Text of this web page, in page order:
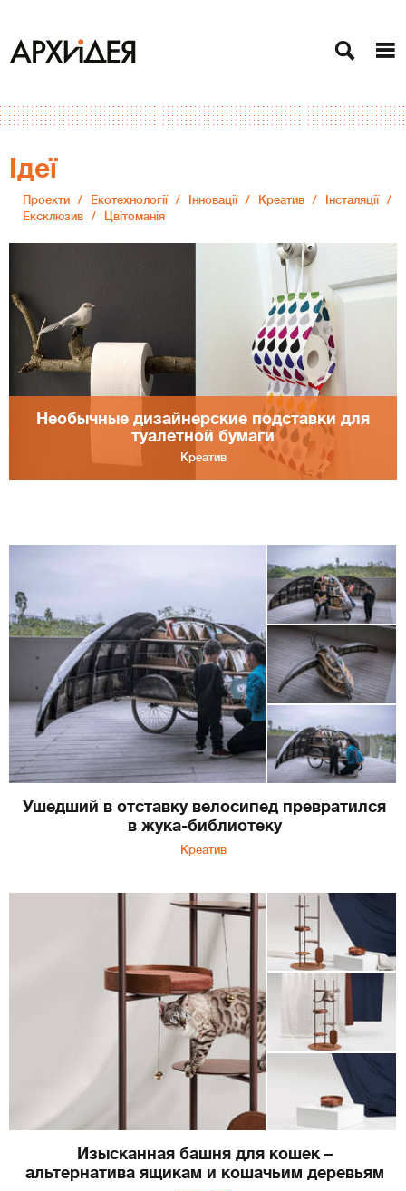
Ідеї
Проекти Екотехнології Інновації Креатив
Інсталяції
Ексклюзив
Цвітоманія
Необычные дизайнерские подставки для
туалетной бумаги
Креатив
Ушедший в отставку велосипед превратился
в жука-библиотеку
Креатив
Изысканная башня для кошек –
альтернатива ящикам и кошачьим деревьям